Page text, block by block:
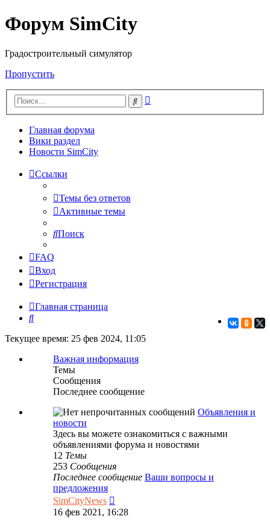
Форум SimCity
Градостроительный симулятор
Пропустить
Поиск
Главная форума
Вики раздел
Новости SimCity
Ссылки
Темы без ответов
Активные темы
Поиск
FAQ
Вход
Регистрация
Главная страница
Поиск
Текущее время: 25 фев 2024, 11:05
Важная информация
Темы
Сообщения
Последнее сообщение
Объявления и
новости
Здесь вы можете ознакомиться с важными
объявлениями форума и новостями
12 Темы
253 Сообщения
Последнее сообщение Ваши вопросы и
предложения
SimCityNews
к
16 фев 2021, 16:28